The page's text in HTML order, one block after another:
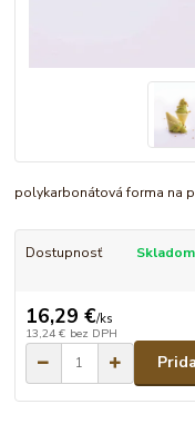
polykarbonátová forma na
Dostupnosť
16,29 €/ks
13,24 € bez DPH